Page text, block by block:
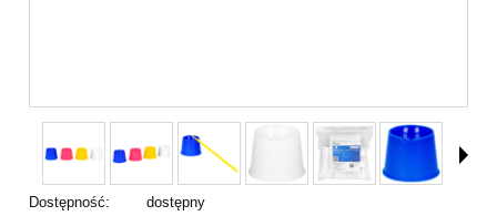
Dostępność: dostępny